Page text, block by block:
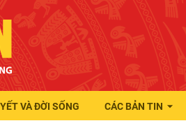
VÀ ĐỜI SỐNG CÁC BẢN TIN